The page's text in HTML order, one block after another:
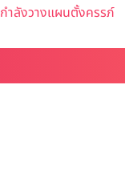
กำลังวางแผนตั้งครรภ์